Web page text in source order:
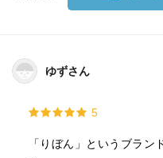
ゆずさん
5
「りぼん」というブラ